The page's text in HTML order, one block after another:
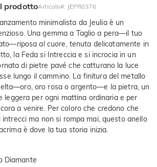
prodottoArticolo#: JEPR0376
minimalista da Jeulia è un
Una gemma a Taglio a pera—il tuo
al cuore, tenuta delicatamente in
la Feda si Intreccia e si incrocia in un
di pietre pavé che catturano la luce
lungo il cammino. La finitura del metallo
oro rosa o argento—e la pietra, un
leggera per ogni mattina ordinaria e per
a venire. Per coloro che credono che
ma non si rompa mai, questo anello
è dove la tua storia inizia.
Diamante